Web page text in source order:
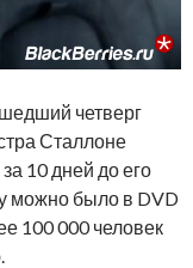
четверг
Сталлоне
10 дней до его
можно было в DVD
100 000 человек